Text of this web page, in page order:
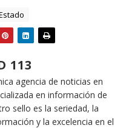
113
agencia de noticias en
en información de
sello es la seriedad, la
y la excelencia en el